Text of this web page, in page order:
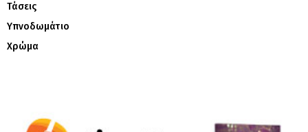
Τάσεις
Υπνοδωμάτιο
Χρώμα